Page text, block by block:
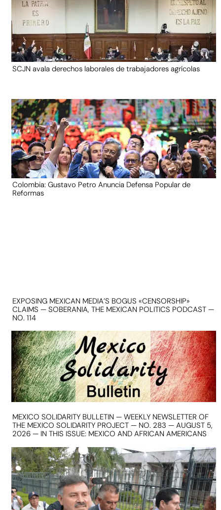
SCJN avala derechos laborales de trabajadores agrícolas
Colombia: Gustavo Petro Anuncia Defensa Popular de
Reformas
EXPOSING MEXICAN MEDIA’S BOGUS «CENSORSHIP»
CLAIMS — SOBERANIA, THE MEXICAN POLITICS PODCAST —
NO. 114
MEXICO SOLIDARITY BULLETIN — WEEKLY NEWSLETTER OF
THE MEXICO SOLIDARITY PROJECT — NO. 283 — AUGUST 5,
2026 — IN THIS ISSUE: MEXICO AND AFRICAN AMERICANS